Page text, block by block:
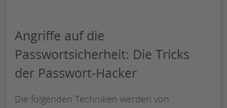
Angriffe auf die
Passwortsicherheit: Die Tricks
der Passwort-Hacker
Die folgenden Techniken werden von